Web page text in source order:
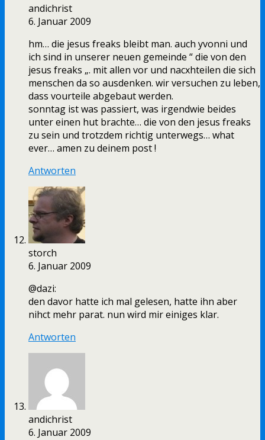
andichrist
6. Januar 2009
hm… die jesus freaks bleibt man. auch yvonni und
ich sind in unserer neuen gemeinde “ die von den
jesus freaks „. mit allen vor und nacxhteilen die sich
menschen da so ausdenken. wir versuchen zu leben,
dass vourteile abgebaut werden.
sonntag ist was passiert, was irgendwie beides
unter einen hut brachte… die von den jesus freaks
zu sein und trotzdem richtig unterwegs… what
ever… amen zu deinem post !
Antworten
storch
6. Januar 2009
@dazi:
den davor hatte ich mal gelesen, hatte ihn aber
nihct mehr parat. nun wird mir einiges klar.
Antworten
andichrist
6. Januar 2009